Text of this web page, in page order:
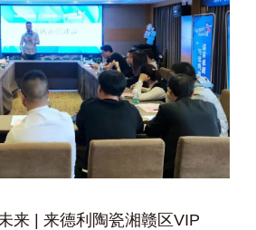
来 | 来德利陶瓷湘赣区VIP